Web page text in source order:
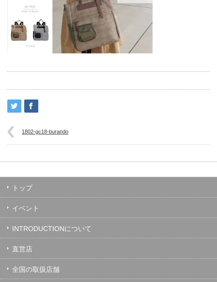
1802-gc18-burando
トップ
イベント
INTRODUCTIONについて
直営店
全国の取扱店舗